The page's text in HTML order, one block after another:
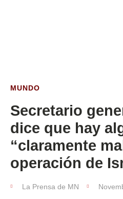
MUNDO
Secretario
dice que hay
“claramente
operación de
La Prensa de MN